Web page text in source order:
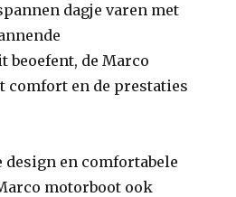
dagje varen met
de Marco
comfort en de prestaties
en comfortabele
motorboot ook